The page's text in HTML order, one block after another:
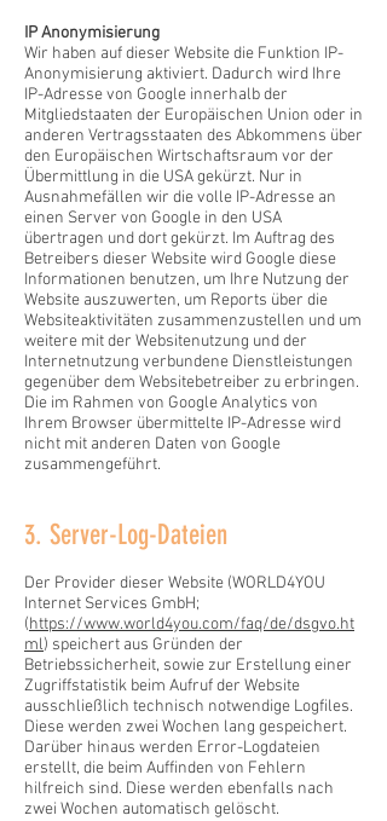
IP Anonymisierung
Wir haben auf dieser Website die Funktion IP-
Anonymisierung aktiviert. Dadurch wird Ihre
IP-Adresse von Google innerhalb der
Mitgliedstaaten der Europäischen Union oder in
anderen Vertragsstaaten des Abkommens über
den Europäischen Wirtschaftsraum vor der
Übermittlung in die USA gekürzt. Nur in
Ausnahmefällen wir die volle IP-Adresse an
einen Server von Google in den USA
übertragen und dort gekürzt. Im Auftrag des
Betreibers dieser Website wird Google diese
Informationen benutzen, um Ihre Nutzung der
Website auszuwerten, um Reports über die
Websiteaktivitäten zusammenzustellen und um
weitere mit der Websitenutzung und der
Internetnutzung verbundene Dienstleistungen
gegenüber dem Websitebetreiber zu erbringen.
Die im Rahmen von Google Analytics von
Ihrem Browser übermittelte IP-Adresse wird
nicht mit anderen Daten von Google
zusammengeführt.
3. Server-Log-Dateien
Der Provider dieser Website (WORLD4YOU
Internet Services GmbH;
(https://www.world4you.com/faq/de/dsgvo.ht
ml) speichert aus Gründen der
Betriebssicherheit, sowie zur Erstellung einer
Zugriffstatistik beim Aufruf der Website
ausschließlich technisch notwendige Logfiles.
Diese werden zwei Wochen lang gespeichert.
Darüber hinaus werden Error-Logdateien
erstellt, die beim Auffinden von Fehlern
hilfreich sind. Diese werden ebenfalls nach
zwei Wochen automatisch gelöscht.